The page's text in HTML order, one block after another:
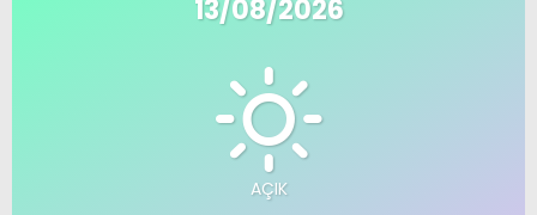
13/08/2026
AÇIK